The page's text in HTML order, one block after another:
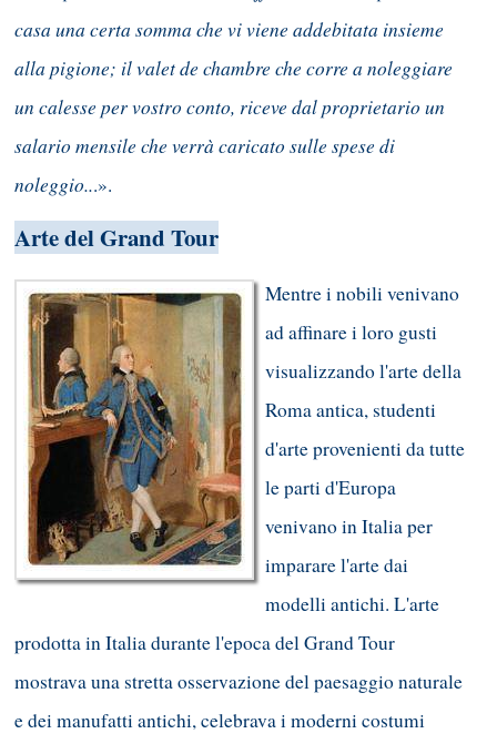
casa una certa somma che vi viene addebitata insieme
alla pigione; il valet de chambre che corre a noleggiare
un calesse per vostro conto, riceve dal proprietario un
salario mensile che verrà caricato sulle spese di
noleggio...».
Arte del Grand Tour
Mentre i nobili venivano
ad affinare i loro gusti
visualizzando l'arte della
Roma antica, studenti
d'arte provenienti da tutte
le parti d'Europa
venivano in Italia per
imparare l'arte dai
modelli antichi. L'arte
prodotta in Italia durante l'epoca del Grand Tour
mostrava una stretta osservazione del paesaggio naturale
e dei manufatti antichi, celebrava i moderni costumi